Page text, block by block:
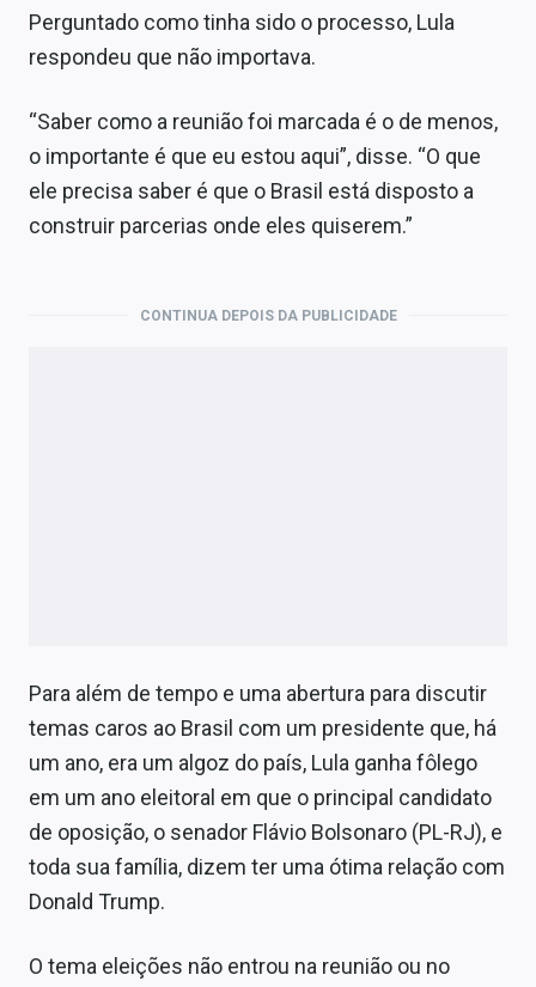
Perguntado como tinha sido o processo, Lula
respondeu que não importava.
“Saber como a reunião foi marcada é o de menos,
o importante é que eu estou aqui”, disse. “O que
ele precisa saber é que o Brasil está disposto a
construir parcerias onde eles quiserem.”
CONTINUA DEPOIS DA PUBLICIDADE
Para além de tempo e uma abertura para discutir
temas caros ao Brasil com um presidente que, há
um ano, era um algoz do país, Lula ganha fôlego
em um ano eleitoral em que o principal candidato
de oposição, o senador Flávio Bolsonaro (PL-RJ), e
toda sua família, dizem ter uma ótima relação com
Donald Trump.
O tema eleições não entrou na reunião ou no